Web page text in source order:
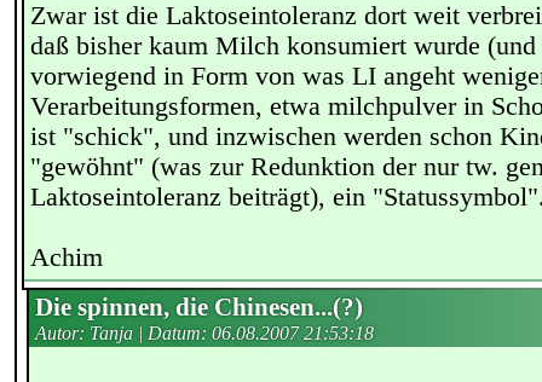
Zwar ist die Laktoseintoleranz dort weit
daß bisher kaum Milch konsumiert wurde
vorwiegend in Form von was LI angeht
Verarbeitungsformen, etwa milchpulver in
ist "schick", und inzwischen werden schon
"gewöhnt" (was zur Redunktion der nur tw.
Laktoseintoleranz beiträgt), ein
Achim
Die spinnen, die Chinesen...(?)
Autor: Tanja | Datum: 06.08.2007 21:53:18